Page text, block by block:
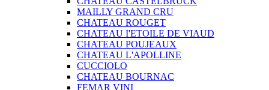
MAILLY GRAND CRU
CHATEAU ROUGET
CHATEAU I'ETOILE DE VIAUD
CHATEAU POUJEAUX
CHATEAU L'APOLLINE
CUCCIOLO
CHATEAU BOURNAC
FEMAR VINI